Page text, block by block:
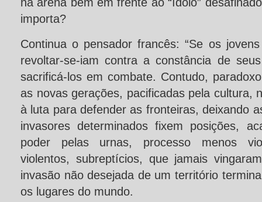
importa?
Continua o pensador francês: “Se os
revoltar-se-iam contra a constância de
sacrificá-los em combate. Contudo,
as novas gerações, pacificadas pela cultura,
à luta para defender as fronteiras, deixando
invasores determinados fixem posições,
poder pelas urnas, processo menos
violentos, subreptícios, que jamais
invasão não desejada de um território
os lugares do mundo.